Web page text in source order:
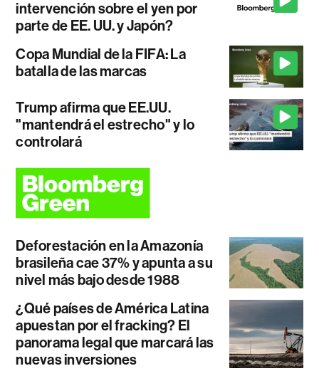
intervención sobre el yen por
parte de EE. UU. y Japón?
Copa Mundial de la FIFA: La
batalla de las marcas
Trump afirma que EE.UU.
"mantendrá el estrecho" y lo
controlará
Deforestación en la Amazonía
brasileña cae 37% y apunta a su
nivel más bajo desde 1988
¿Qué países de América Latina
apuestan por el fracking? El
panorama legal que marcará las
nuevas inversiones